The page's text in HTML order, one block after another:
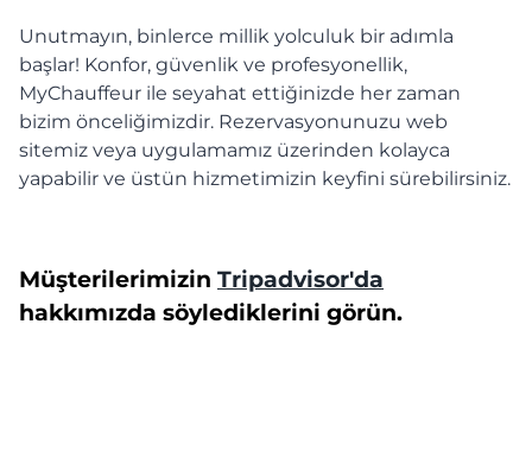
Unutmayın, binlerce millik yolculuk bir adımla
başlar! Konfor, güvenlik ve profesyonellik,
MyChauffeur ile seyahat ettiğinizde her zaman
bizim önceliğimizdir. Rezervasyonunuzu web
sitemiz veya uygulamamız üzerinden kolayca
yapabilir ve üstün hizmetimizin keyfini sürebilirsiniz.
Müşterilerimizin Tripadvisor'da
hakkımızda söylediklerini görün.